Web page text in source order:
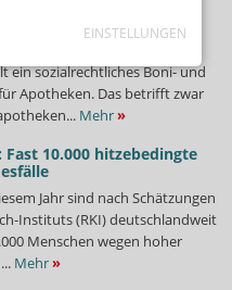
EINSTELLUNGEN
gegen Versender
ein sozialrechtliches Boni- und
Apotheken. Das betrifft zwar
Mehr»
Fast 10.000 hitzebedingte
Jahr sind nach Schätzungen
Instituts (RKI) deutschlandweit
Menschen wegen hoher
Mehr»